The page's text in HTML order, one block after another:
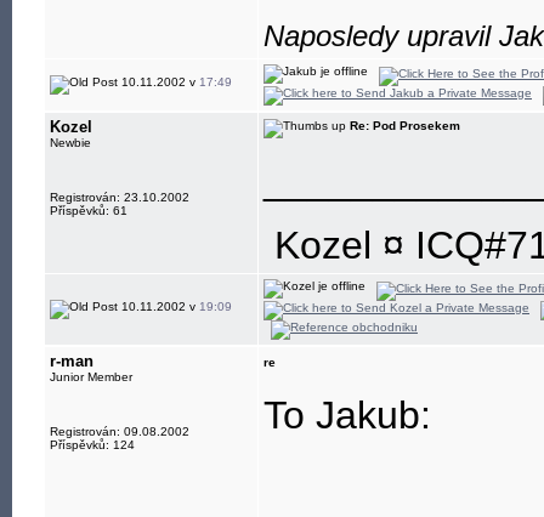
Naposledy upravil
10.11.2002 v 17:49
Kozel
Newbie
Registrován: 23.10.2002
Příspěvků: 61
Re: Pod Prosekem
Kozel ¤
10.11.2002 v 19:09
r-man
Junior Member
Registrován: 09.08.2002
Příspěvků: 124
re
To Jakub: